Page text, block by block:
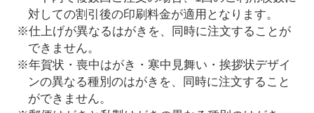
対しての割引後の印刷料金が適用となります。
※仕上げが異なるはがきを、同時に注文することが
できません。
※年賀状・喪中はがき・寒中見舞い・挨拶状デザイ
ンの異なる種別のはがきを、同時に注文すること
ができません。